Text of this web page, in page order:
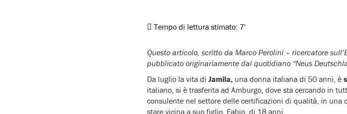
Tempo di lettura stimato: 7'
Questo articolo, scritto da Marco Perolini – ricercatore
pubblicato originariamente dal quotidiano “Neus
Da luglio la vita di Jamila, una donna italiana di 50 anni, è
italiano, si è trasferita ad Amburgo, dove sta cercando in
consulente nel settore delle certificazioni di qualità, in una
stare vicina a suo figlio, Fabio, di 18 anni.